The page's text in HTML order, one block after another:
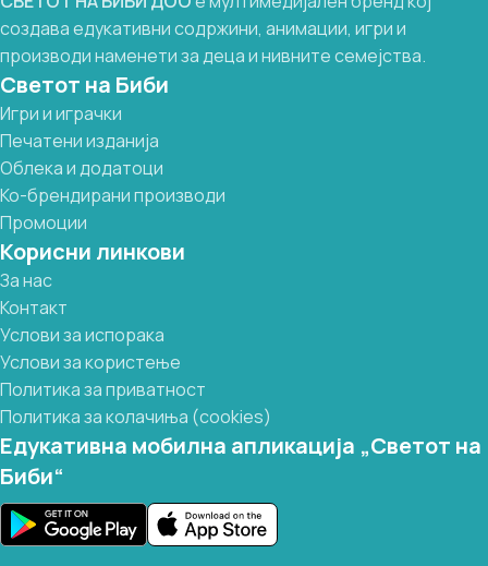
- Поттикнува
разбирање на
- Одлична за деца
создава едукативни содржини, анимации, игри и
производи наменети за деца и нивните семејства.
Светот на Биби
Игри и играчки
Печатени изданија
Облека и додатоци
Ко-брендирани производи
Промоции
Корисни линкови
За нас
Контакт
Услови за испорака
Услови за користење
Политика за приватност
Политика за колачиња (cookies)
Едукативна мобилна апликација „Светот на
Биби“